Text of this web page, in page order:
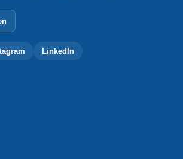
LinkedIn